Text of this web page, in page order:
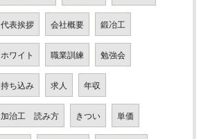
代表挨拶 会社概要 鍛冶工
ホワイト 職業訓練 勉強会
持ち込み 求人 年収
加治工 読み方 きつい 単価